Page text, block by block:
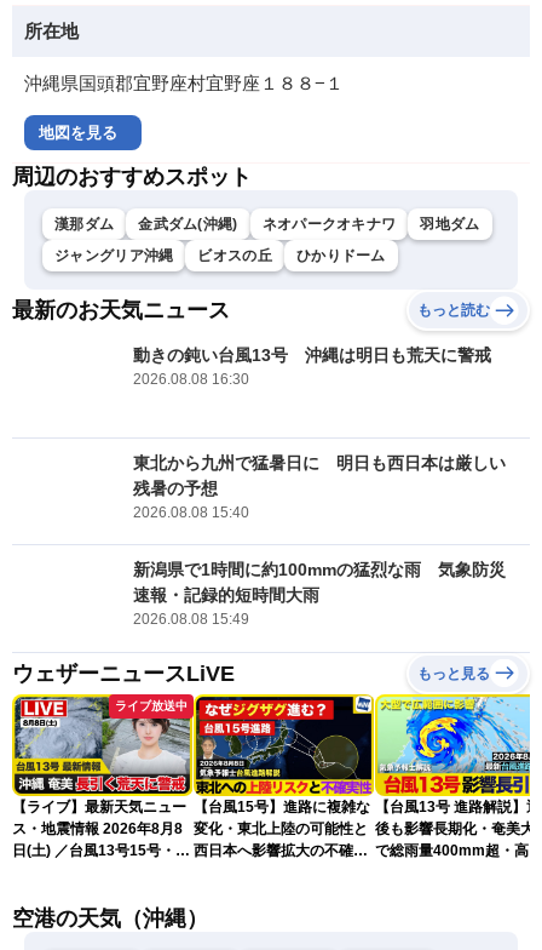
所在地
沖縄県国頭郡宜野座村宜野座１８８−１
地図を見る
周辺のおすすめスポット
漢那ダム 金武ダム(沖縄) ネオパークオキナワ
羽地ダム
ジャングリア沖縄
ビオスの丘 ひかりドーム
最新のお天気ニュース もっと読む
動きの鈍い台風13号 沖縄は明日も荒天に警戒
2026.08.08 16:30
東北から九州で猛暑日に 明日も西日本は厳しい
残暑の予想
2026.08.08 15:40
新潟県で1時間に約100mmの猛烈な雨 気象防災
速報・記録的短時間大雨
2026.08.08 15:49
ウェザーニュースLiVE もっと見る
ライブ放送中
【ライブ】最新天気ニュー
ス・地震情報 2026年8月8
日(土) ／台風13号15号・ゲ
ニュースLiVEイブニング・
【台風15号】進路に複雑な
変化・東北上陸の可能性と
西日本へ影響拡大の不確実
【台風13号 進路解説】
後も影響長期化・奄美大
で総雨量400mm超・高波
空港の天気（沖縄）